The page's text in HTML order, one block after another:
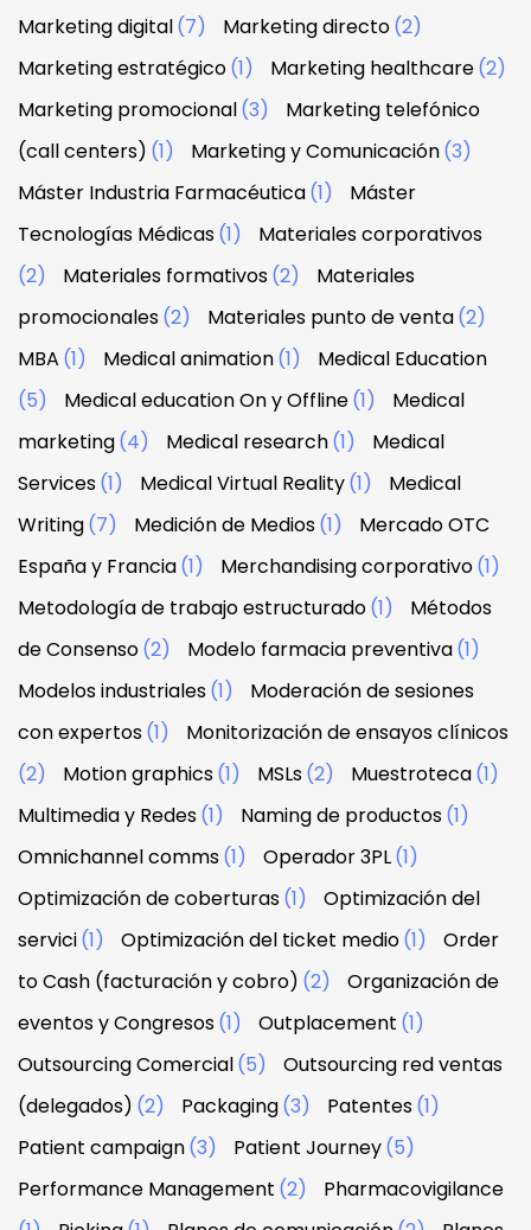
Marketing digital(7) Marketing directo(2)
Marketing estratégico(1) Marketing healthcare(2)
Marketing promocional(3)
Marketing telefónico
(call centers) (1) Marketing y Comunicación(3)
Máster Industria Farmacéutica(1)
Máster
Tecnologías Médicas(1)
Materiales corporativos
(2)
Materiales formativos(2)
Materiales
promocionales(2) Materiales punto de venta(2)
MBA (1) Medical animation(1)
Medical Education
(5)
Medical education On y Offline(1)
Medical
marketing(4) Medical research(1)
Medical
Services(1) Medical Virtual Reality(1)
Medical
Writing(7) Medición de Medios(1)
Mercado OTC
España y Francia(1) Merchandising corporativo(1)
Metodología de trabajo estructurado(1)
Métodos
de Consenso(2) Modelo farmacia preventiva(1)
Modelos industriales(1)
Moderación de sesiones
con expertos(1)
Monitorización de ensayos clínicos
(2)
Motion graphics(1) MSLs(2) Muestroteca(1)
Multimedia y Redes(1) Naming de productos(1)
Omnichannel comms(1) Operador 3PL(1)
Optimización de coberturas(1)
Optimización del
servici(1) Optimización del ticket medio(1)
Order
to Cash (facturación y cobro) (2)
Organización de
eventos y Congresos(1) Outplacement (1)
Outsourcing Comercial(5)
Outsourcing red ventas
(delegados) (2) Packaging(3) Patentes(1)
Patient campaign(3) Patient Journey(5)
Performance Management (2)
Pharmacovigilance